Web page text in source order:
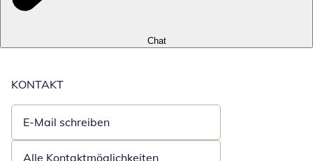
Chat
KONTAKT
E-Mail schreiben
Öffnet E-Mail-Client
Alle Kontaktmöglichkeiten